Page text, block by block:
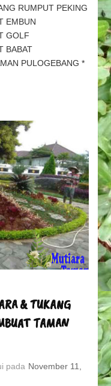
RUMPUT PEKING
EMBUN
GOLF
BABAT
PULOGEBANG *
& TUKANG
TAMAN
pada November 11,